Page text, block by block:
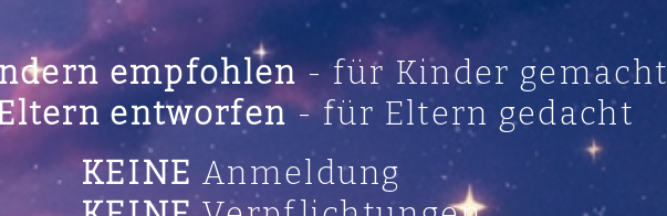
empfohlen- für Kinder gemacht
entworfen- für Eltern gedacht
KEINE Anmeldung